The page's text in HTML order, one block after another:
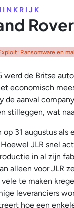
Ransomware en
werd de Britse
economisch
de aanval
stilleggen, wat
31 augustus
JLR snel
in al zijn
alleen voor JLR
te maken
leveranciers
hoe een